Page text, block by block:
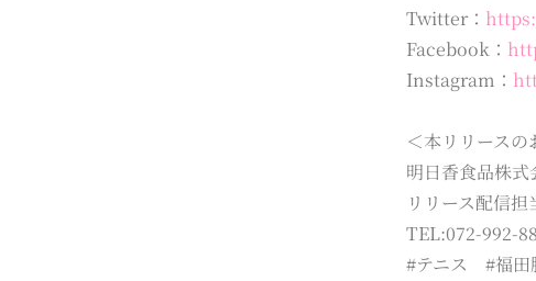
Twitter：
Facebook：
Instagram：
＜本リリース
明日香食品株式
リリース配信担
TEL:072-992-
#テニス #福田